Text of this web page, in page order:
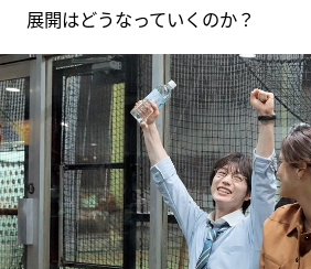
展開はどうなっていくのか？